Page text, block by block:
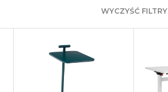
WYCZYŚĆ FILTRY